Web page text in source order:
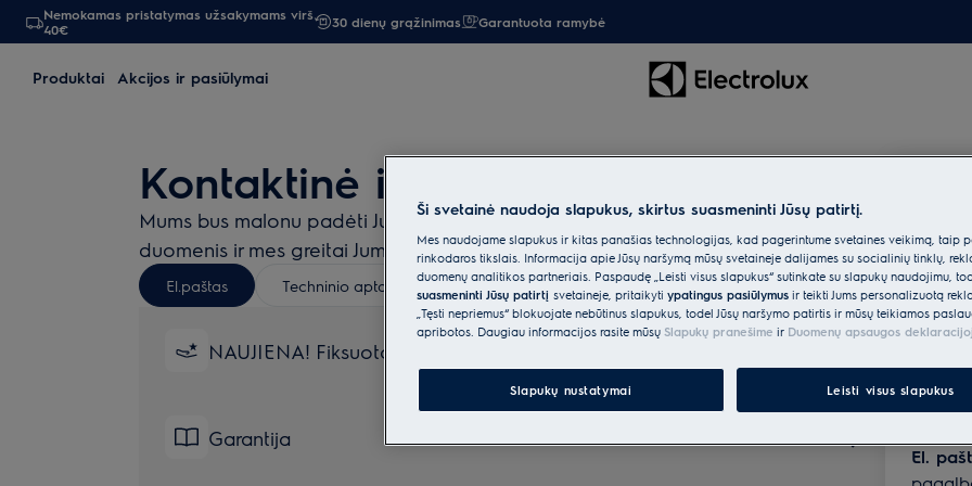
Nemokamas pristatymas užsakymams virš
40€
30 dienų grąžinimas Garantuota ramybė
Produktai Akcijos ir pasiūlymai
Kontaktinė informacija
Mums bus malonu padėti Jums! Užduokite savo klausimą ir palikite kontaktinius
duomenis ir mes greitai Jums atsakysime.
El.paštas Techninio aptarnavimo specialistas
NAUJIENA! Fiksuotos kainos remontas
Garantija
UAB
g. 219,
LT-
El.
Ši svetainė naudoja slapukus, skirtus suasmeninti Jūsų patirtį.
Mes naudojame slapukus ir kitas panašias technologijas, kad pagerintume svetainės veikimą, taip
rinkodaros tikslais. Informacija apie Jūsų naršymą mūsų svetainėje dalijamės su socialinių tinklų,
duomenų analitikos partneriais. Paspaudę „Leisti visus slapukus“ sutinkate su slapukų naudojimu,
suasmeninti Jūsų patirtį svetainėje, pritaikyti ypatingus pasiūlymus ir teikti Jums personalizuotą
„Tęsti nepriėmus“ blokuojate nebūtinus slapukus, todėl Jūsų naršymo patirtis ir mūsų teikiamos
apribotos. Daugiau informacijos rasite mūsų Slapukų pranešime ir Duomenų apsaugos
Slapukų nustatymai Leisti visus slapukus